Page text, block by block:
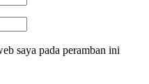
saya pada peramban ini